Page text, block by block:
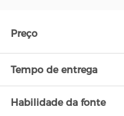
Preço
Tempo de entrega
Habilidade da fonte